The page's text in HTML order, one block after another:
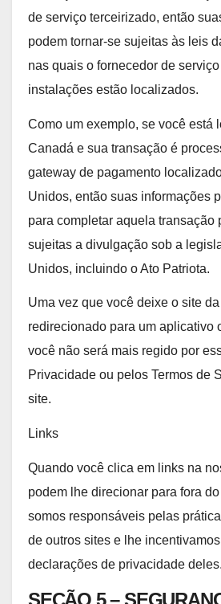
de serviço terceirizado, então
podem tornar-se sujeitas às leis
nas quais o fornecedor de
instalações estão localizados.
Como um exemplo, se você está
Canadá e sua transação é
gateway de pagamento
Unidos, então suas informações
para completar aquela transação
sujeitas a divulgação sob a
Unidos, incluindo o Ato Patriota.
Uma vez que você deixe o site
redirecionado para um aplicativo
você não será mais regido por
Privacidade ou pelos Termos de
site.
Links
Quando você clica em links na
podem lhe direcionar para fora
somos responsáveis pelas
de outros sites e lhe
declarações de privacidade deles.
SEÇÃO 5 –